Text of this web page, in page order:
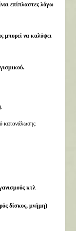
επίπλαστες λόγω
μπορεί να καλύψει
κατανάλωσης
κτλ
δίσκος, μνήμη)